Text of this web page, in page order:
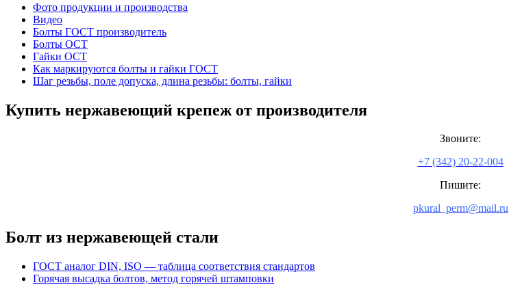
Фото продукции и производства
Видео
Болты ГОСТ производитель
Болты ОСТ
Гайки ОСТ
Как маркируются болты и гайки ГОСТ
Шаг резьбы, поле допуска, длина резьбы: болты, гайки
Купить нержавеющий крепеж от производителя
Звоните:
+7 (342) 20-22-004
Пишите:
pkural_perm@mail.ru
Болт из нержавеющей стали
ГОСТ аналог DIN, ISO — таблица соответствия стандартов
Горячая высадка болтов, метод горячей штамповки